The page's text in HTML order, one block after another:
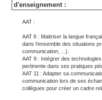
d'enseignement :
AAT :
AAT 6 : Maitriser la langue
dans l'ensemble des situations
communication, ...).
AAT 9 : Intégrer des
pertinente dans ses pratiques
AAT 11 : Adapter sa
communication lors de ses
collègues pour créer un cadre